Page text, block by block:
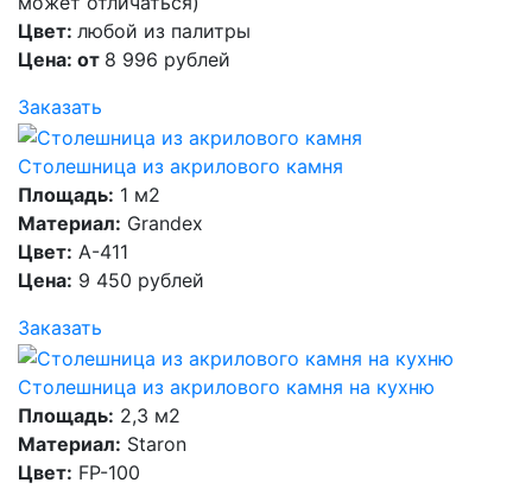
Цвет: любой из палитры
Цена: от 8 996 рублей
Заказать
Столешница из акрилового камня
Площадь: 1 м2
Материал: Grandex
Цвет: A-411
Цена: 9 450 рублей
Заказать
Столешница из акрилового камня на кухню
Площадь: 2,3 м2
Материал: Staron
Цвет: FP-100